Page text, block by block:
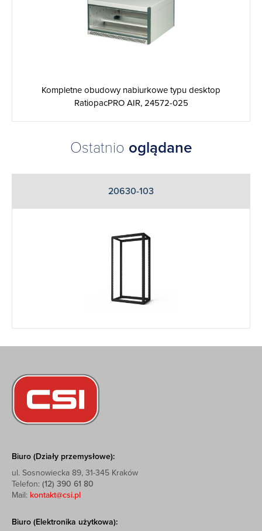
Kompletne obudowy nabiurkowe typu desktop
RatiopacPRO AIR, 24572-025
Ostatnio oglądane
20630-103
Biuro (Działy przemysłowe):
ul. Sosnowiecka 89, 31-345 Kraków
Telefon: (12) 390 61 80
Mail: kontakt@csi.pl
Biuro (Elektronika użytkowa):